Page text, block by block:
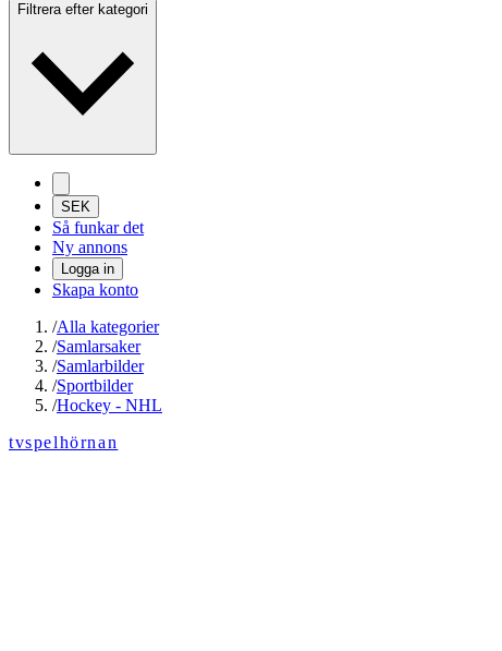
Filtrera efter kategori
SEK
Så funkar det
Ny annons
Logga in
Skapa konto
/Alla kategorier
/Samlarsaker
/Samlarbilder
/Sportbilder
/Hockey - NHL
tvspelhörnan